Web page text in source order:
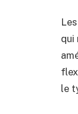
qui
le